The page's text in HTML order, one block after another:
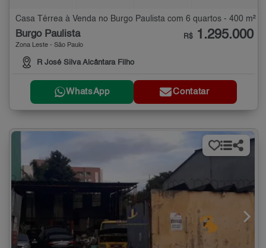
Casa Térrea à Venda no Burgo Paulista com 6 quartos - 400 m²
Burgo Paulista
Zona Leste - São Paulo
R José Silva Alcântara Filho
R$ 1.295.000
WhatsApp Contatar